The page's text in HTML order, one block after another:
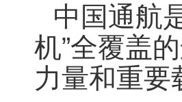
中国通航
机”全覆盖
力量和重要